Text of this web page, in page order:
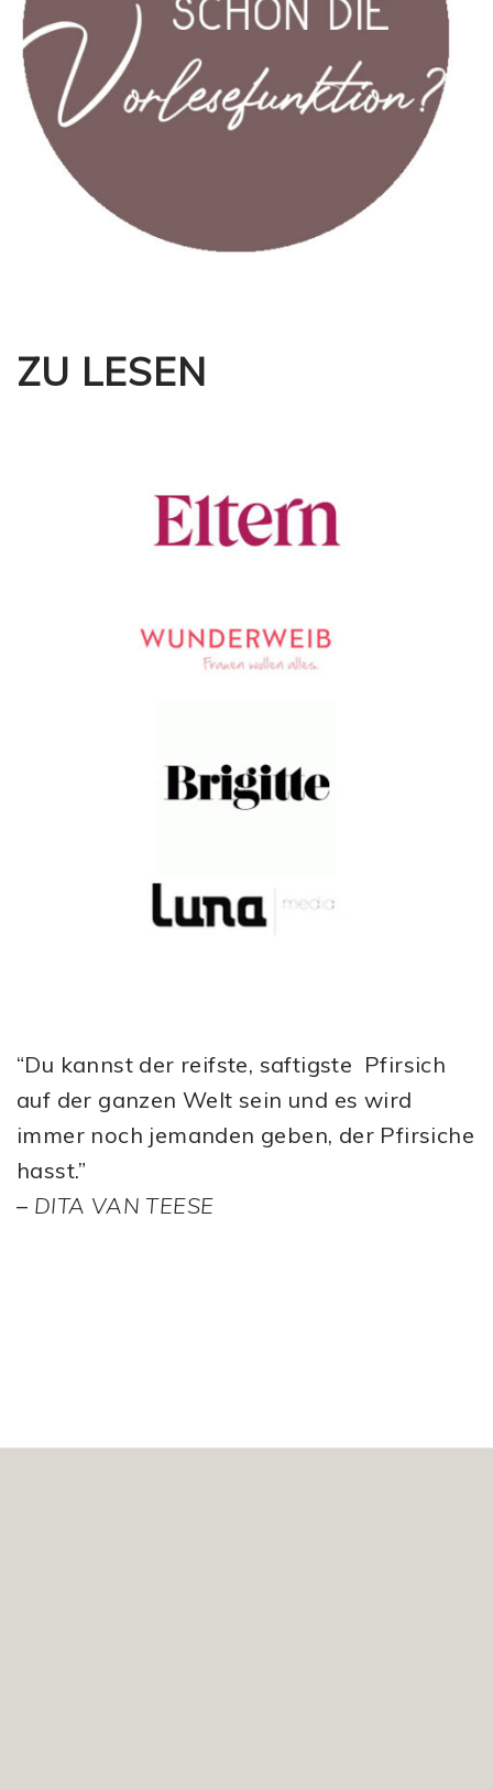
ZU LESEN
“Du kannst der reifste, saftigste Pfirsich
auf der ganzen Welt sein und es wird
immer noch jemanden geben, der Pfirsiche
hasst.”
– DITA VAN TEESE